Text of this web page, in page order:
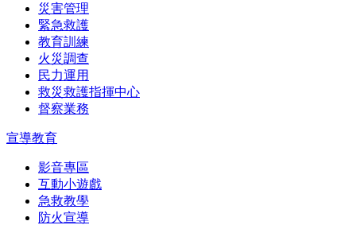
災害管理
緊急救護
教育訓練
火災調查
民力運用
救災救護指揮中心
督察業務
宣導教育
影音專區
互動小遊戲
急救教學
防火宣導